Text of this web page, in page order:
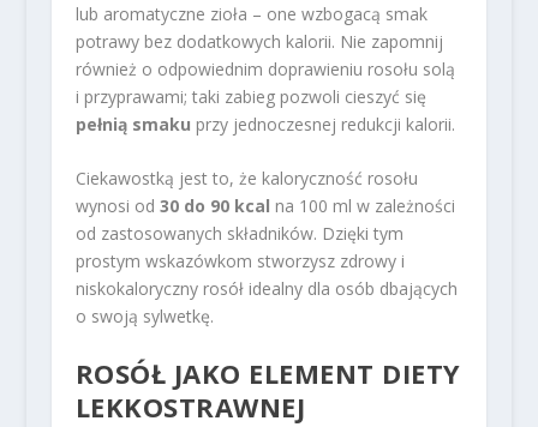
lub aromatyczne zioła – one wzbogacą smak
potrawy bez dodatkowych kalorii. Nie zapomnij
również o odpowiednim doprawieniu rosołu solą
i przyprawami; taki zabieg pozwoli cieszyć się
pełnią smaku przy jednoczesnej redukcji kalorii.
Ciekawostką jest to, że kaloryczność rosołu
wynosi od 30 do 90 kcal na 100 ml w zależności
od zastosowanych składników. Dzięki tym
prostym wskazówkom stworzysz zdrowy i
niskokaloryczny rosół idealny dla osób dbających
o swoją sylwetkę.
ROSÓŁ JAKO ELEMENT DIETY
LEKKOSTRAWNEJ